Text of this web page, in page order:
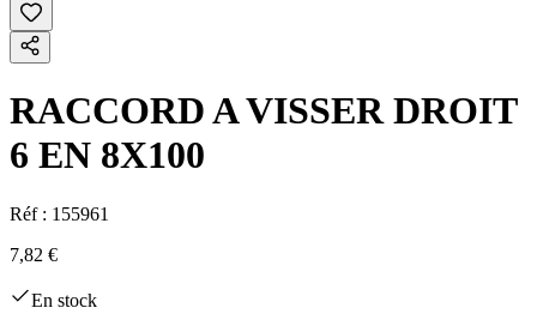
RACCORD A VISSER DROIT
6 EN 8X100
Réf : 155961
7,82 €
En stock